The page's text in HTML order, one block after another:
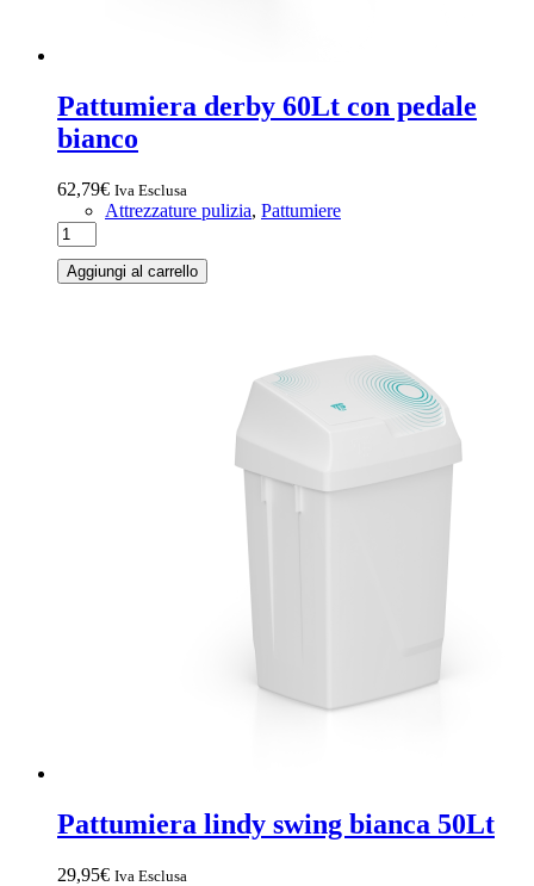
Pattumiera derby 60Lt con pedale
bianco
62,79€ Iva Esclusa
Attrezzature pulizia, Pattumiere
Aggiungi al carrello
Pattumiera lindy swing bianca 50Lt
29,95€ Iva Esclusa